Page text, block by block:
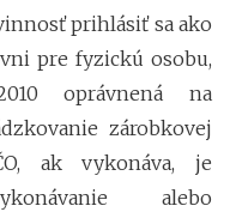
prihlásiť sa ako
pre fyzickú osobu,
oprávnená na
zárobkovej
ak vykonáva, je
alebo